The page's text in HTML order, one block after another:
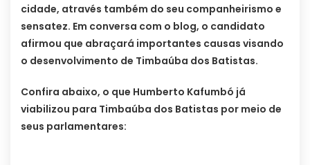
cidade, através também do seu companheirismo e
sensatez. Em conversa com o blog, o candidato
afirmou que abraçará importantes causas visando
o desenvolvimento de Timbaúba dos Batistas.
Confira abaixo, o que Humberto Kafumbó já
viabilizou para Timbaúba dos Batistas por meio de
seus parlamentares: